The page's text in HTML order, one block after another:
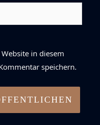
in diesem
speichern.